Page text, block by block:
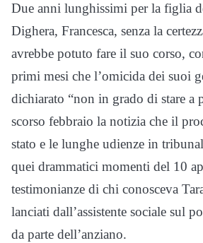
Due anni lunghissimi per la figlia
Dighera, Francesca, senza la
avrebbe potuto fare il suo corso,
primi mesi che l’omicida dei suoi
dichiarato “non in grado di stare a
scorso febbraio la notizia che il
stato e le lunghe udienze in
quei drammatici momenti del 10
testimonianze di chi conosceva
lanciati dall’assistente sociale sul
da parte dell’anziano.